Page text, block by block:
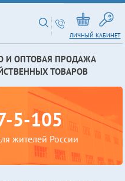
ЛИЧНЫЙ КАБИНЕТ
И ОПТОВАЯ ПРОДАЖА
ТОВАРОВ
5-105
жителей России